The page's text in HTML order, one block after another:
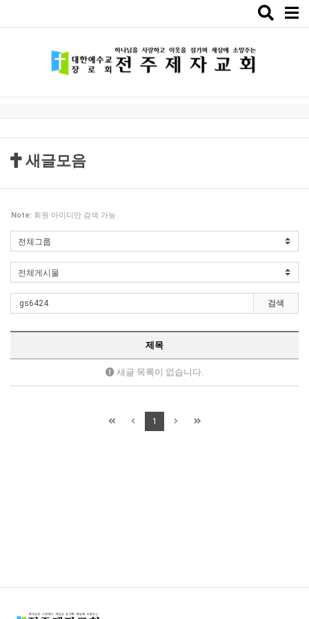
Toggle
새글모음
Note: 회원 아이디만 검색 가능
검색
제목
새글 목록이 없습니다.
1